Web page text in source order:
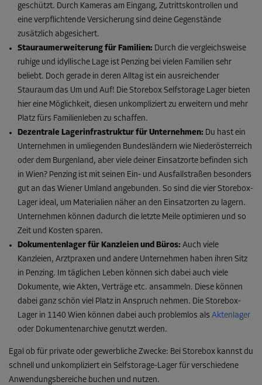
geschützt. Durch Kameras am Eingang, Zutrittskontrollen und
eine verpflichtende Versicherung sind deine Gegenstände
zusätzlich abgesichert.
Stauraumerweiterung für Familien: Durch die vergleichsweise
ruhige und idyllische Lage ist Penzing bei vielen Familien sehr
beliebt. Doch gerade in deren Alltag ist ein ausreichender
Stauraum das Um und Auf! Die Storebox Selfstorage Lager bieten
hier eine Möglichkeit, diesen unkompliziert zu erweitern und mehr
Platz fürs Familienleben zu schaffen.
Dezentrale Lagerinfrastruktur für Unternehmen: Du hast ein
Unternehmen in umliegenden Bundesländern wie Niederösterreich
oder dem Burgenland, aber viele deiner Einsatzorte befinden sich
in Wien? Penzing ist mit seinen Ein- und Ausfallstraßen besonders
gut an das Wiener Umland angebunden. So sind die vier Storebox-
Lager ideal, um Materialien näher an den Einsatzorten zu lagern.
Unternehmen können dadurch die letzte Meile optimieren und so
Zeit und Kosten sparen.
Dokumentenlager für Kanzleien und Büros: Auch viele
Kanzleien, Arztpraxen und andere Unternehmen haben ihren Sitz
in Penzing. Im täglichen Leben können sich dabei auch viele
Dokumente, wie Akten, Verträge etc. ansammeln. Diese können
dabei ganz schön viel Platz in Anspruch nehmen. Die Storebox-
Lager in 1140 Wien können dabei auch problemlos als Aktenlager
oder Dokumentenarchive genutzt werden.
Egal ob für private oder gewerbliche Zwecke: Bei Storebox kannst du
schnell und unkompliziert ein Selfstorage-Lager für verschiedene
Anwendungsbereiche buchen und nutzen.